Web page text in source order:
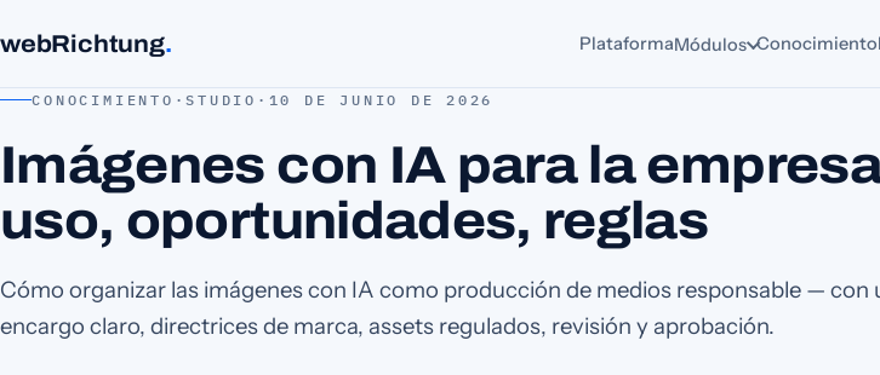
webRichtung. PlataformaMódulos Conocimiento
CONOCIMIENTO ·STUDIO · 10 DE JUNIO DE 2026
Imágenes con IA para la
uso, oportunidades, reglas
Cómo organizar las imágenes con IA como producción de medios responsable — con
encargo claro, directrices de marca, assets regulados, revisión y aprobación.